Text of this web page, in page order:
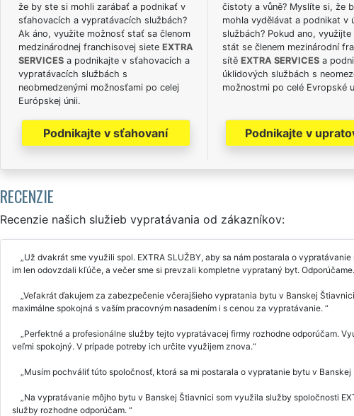
že by ste si mohli zarábať a podnikať v
sťahovacích a vypratávacích službách?
Ak áno, využite možnosť stať sa členom
medzinárodnej franchisovej siete EXTRA
SERVICESa podnikajte v sťahovacích a
vypratávacích službách s
neobmedzenými možnosťami po celej
Európskej únii.
Podnikajte v sťahovaní
čistoty a vůně? Myslíte si, že
mohla vydělávat a podnikat v
službách? Pokud ano,
stát se členem mezinárodní
sítě EXTRA SERVICESa
úklidových službách s
možnostmi po celé Evropské
Podnikajte v
RECENZIE
Recenzie našich služieb vypratávania od zákazníkov:
Už dvakrát sme využili spol. EXTRA SLUŽBY, aby sa nám postarala o
im len odovzdali kľúče, a večer sme si prevzali kompletne vyprataný byt. Odporúčame.
Veľakrát ďakujem za zabezpečenie včerajšieho vypratania bytu v Banskej
maximálne spokojná s vaším pracovným nasadením i s cenou za vypratávanie.
Perfektné a profesionálne služby tejto vypratávacej firmy rozhodne odporúčam.
veľmi spokojný. V prípade potreby ich určite využijem znova.
Musím pochváliť túto spoločnosť, ktorá sa mi postarala o vypratanie bytu v
Na vypratávanie môjho bytu v Banskej Štiavnici som využila služby spoločnosti
služby rozhodne odporúčam.